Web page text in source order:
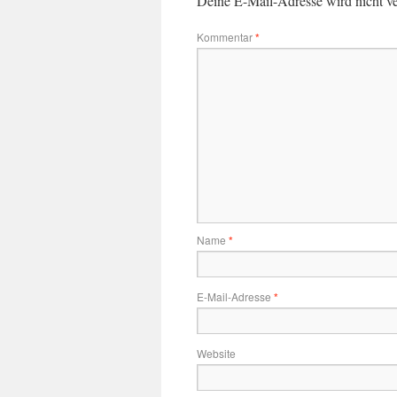
Kommentar*
Name *
E-Mail-Adresse *
Website